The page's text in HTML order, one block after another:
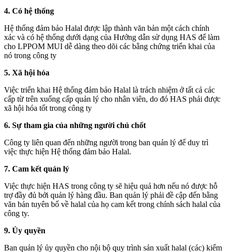
4. Có hệ thống
Hệ thống đảm bảo Halal được lập thành văn bản một cách chính
xác và có hệ thống dưới dạng của Hướng dẫn sử dụng HAS để làm
cho LPPOM MUI dễ dàng theo dõi các bằng chứng triển khai của
nó trong công ty
5. Xã hội hóa
Việc triển khai Hệ thống đảm bảo Halal là trách nhiệm ở tất cả các
cấp từ trên xuống cấp quản lý cho nhân viên, do đó HAS phải được
xã hội hóa tốt trong công ty
6. Sự tham gia của những người chủ chốt
Công ty liên quan đến những người trong ban quản lý để duy trì
việc thực hiện Hệ thống đảm bảo Halal.
7. Cam kết quản lý
Việc thực hiện HAS trong công ty sẽ hiệu quả hơn nếu nó được hỗ
trợ đầy đủ bởi quản lý hàng đầu. Ban quản lý phải đề cập đến bằng
văn bản tuyên bố về halal của họ cam kết trong chính sách halal của
công ty.
9. Ủy quyền
Ban quản lý ủy quyền cho nội bộ quy trình sản xuất halal (các) kiểm